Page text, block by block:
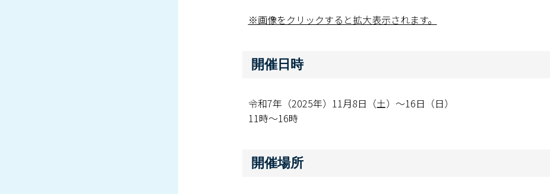
※画像をクリックすると拡大表示されます。
開催日時
令和7年（2025年）11月8日（土）～16日（日）
11時〜16時
開催場所